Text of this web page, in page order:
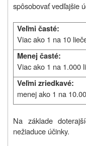
spôsobovať vedľajšie
Veľmi časté:
Viac ako 1 na 10
Menej časté:
Viac ako 1 na 1.000
Veľmi zriedkavé:
menej ako 1 na
Na základe
nežiaduce účinky.